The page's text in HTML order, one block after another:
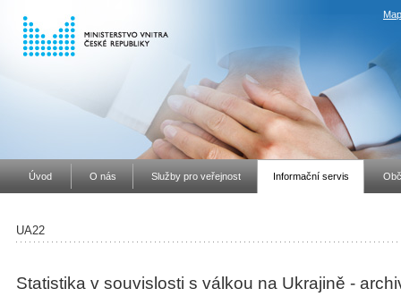
Úvod O nás Služby pro veřejnost Informační servis
UA22
Statistika v souvislosti s válkou na Ukrajině -